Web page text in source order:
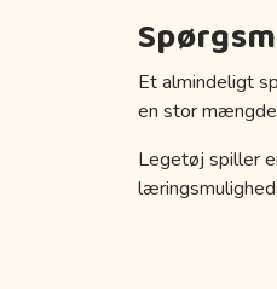
Et almindeligt
en stor
Legetøj spiller